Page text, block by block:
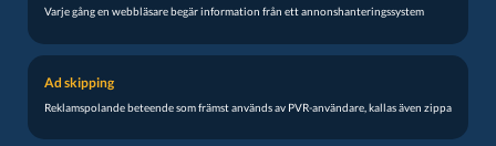
Varje gång en webbläsare begär information från ett annonshanteringssystem
Ad skipping
Reklamspolande beteende som främst används av PVR-användare, kallas även zippa